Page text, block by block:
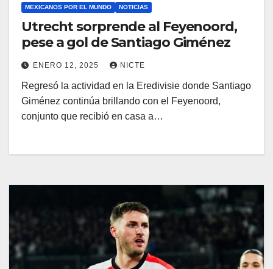
MEXICANOS POR EL MUNDO NOTICIAS
Utrecht sorprende al Feyenoord,
pese a gol de Santiago Giménez
ENERO 12, 2025 NICTE
Regresó la actividad en la Eredivisie donde Santiago
Giménez continúa brillando con el Feyenoord,
conjunto que recibió en casa a…